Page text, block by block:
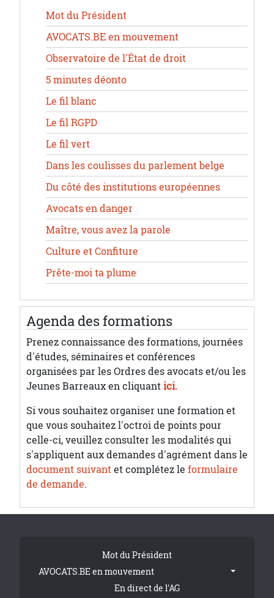
Mot du Président
AVOCATS.BE en mouvement
Observatoire de l'État de droit
5 minutes déonto
Le fil blanc
Le fil RGPD
Le fil vert
Dans les coulisses du parlement belge
Du côté des institutions européennes
Avocats en danger
Maître, vous avez la parole
Culture et Confiture
Prête-moi ta plume
Agenda des formations
Prenez connaissance des formations, journées
d'études, séminaires et conférences
organisées par les Ordres des avocats et/ou les
Jeunes Barreaux en cliquantici.
Si vous souhaitez organiser une formation et
que vous souhaitez l'octroi de points pour
celle-ci, veuillez consulter les modalités qui
s'appliquent aux demandes d'agrément dans le
document suivantet complétez le formulaire
de demande.
Tribune FooterMot du Président
AVOCATS.BE en mouvement
En direct de l'AG